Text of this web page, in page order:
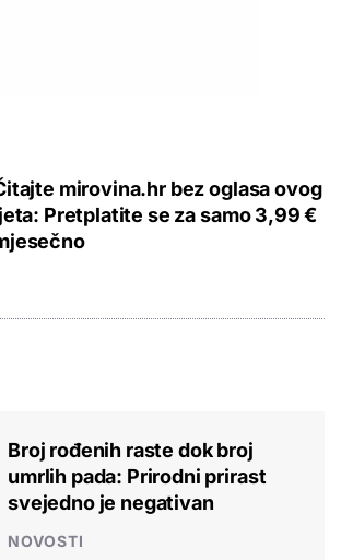
mirovina.hr bez oglasa ovog
Pretplatite se za samo 3,99 €
Broj rođenih raste dok broj
umrlih pada: Prirodni prirast
svejedno je negativan
NOVOSTI